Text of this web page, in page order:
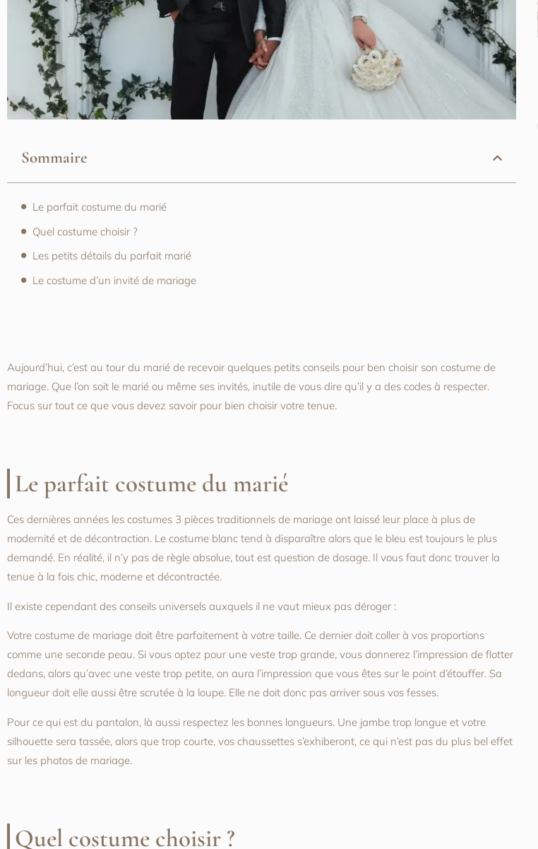
Sommaire
Le parfait costume du marié
Quel costume choisir ?
Les petits détails du parfait marié
Le costume d’un invité de mariage
Aujourd’hui, c’est au tour du marié de recevoir quelques petits conseils pour ben choisir son costume de
mariage. Que l’on soit le marié ou même ses invités, inutile de vous dire qu’il y a des codes à respecter.
Focus sur tout ce que vous devez savoir pour bien choisir votre tenue.
Le parfait costume du marié
Ces dernières années les costumes 3 pièces traditionnels de mariage ont laissé leur place à plus de
modernité et de décontraction. Le costume blanc tend à disparaître alors que le bleu est toujours le plus
demandé. En réalité, il n’y pas de règle absolue, tout est question de dosage. Il vous faut donc trouver la
tenue à la fois chic, moderne et décontractée.
Il existe cependant des conseils universels auxquels il ne vaut mieux pas déroger :
Votre costume de mariage doit être parfaitement à votre taille. Ce dernier doit coller à vos proportions
comme une seconde peau. Si vous optez pour une veste trop grande, vous donnerez l’impression de flotter
dedans, alors qu’avec une veste trop petite, on aura l’impression que vous êtes sur le point d’étouffer. Sa
longueur doit elle aussi être scrutée à la loupe. Elle ne doit donc pas arriver sous vos fesses.
Pour ce qui est du pantalon, là aussi respectez les bonnes longueurs. Une jambe trop longue et votre
silhouette sera tassée, alors que trop courte, vos chaussettes s’exhiberont, ce qui n’est pas du plus bel effet
sur les photos de mariage.
Quel costume choisir ?